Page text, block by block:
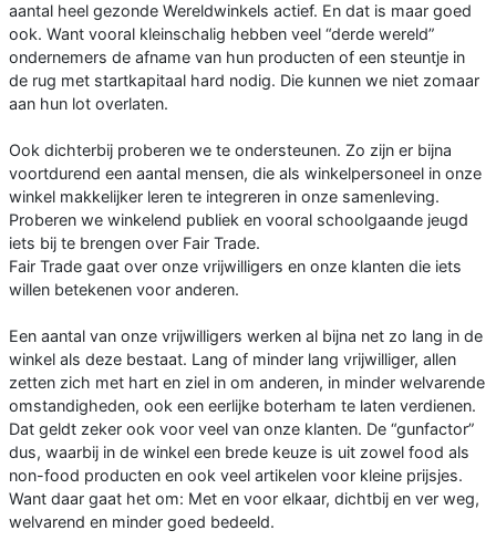
aantal heel gezonde Wereldwinkels actief. En dat is maar goed
ook. Want vooral kleinschalig hebben veel “derde wereld”
ondernemers de afname van hun producten of een steuntje in
de rug met startkapitaal hard nodig. Die kunnen we niet zomaar
aan hun lot overlaten.
Ook dichterbij proberen we te ondersteunen. Zo zijn er bijna
voortdurend een aantal mensen, die als winkelpersoneel in onze
winkel makkelijker leren te integreren in onze samenleving.
Proberen we winkelend publiek en vooral schoolgaande jeugd
iets bij te brengen over Fair Trade.
Fair Trade gaat over onze vrijwilligers en onze klanten die iets
willen betekenen voor anderen.
Een aantal van onze vrijwilligers werken al bijna net zo lang in de
winkel als deze bestaat. Lang of minder lang vrijwilliger, allen
zetten zich met hart en ziel in om anderen, in minder welvarende
omstandigheden, ook een eerlijke boterham te laten verdienen.
Dat geldt zeker ook voor veel van onze klanten. De “gunfactor”
dus, waarbij in de winkel een brede keuze is uit zowel food als
non-food producten en ook veel artikelen voor kleine prijsjes.
Want daar gaat het om: Met en voor elkaar, dichtbij en ver weg,
welvarend en minder goed bedeeld.